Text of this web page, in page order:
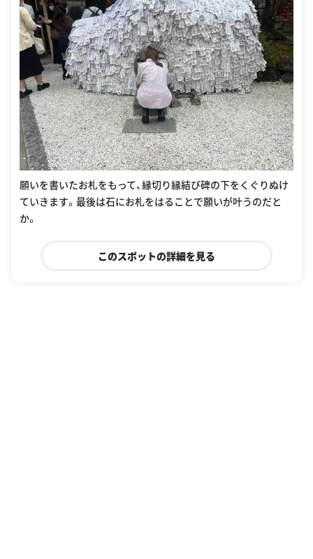
願いを書いたお札をもって、縁切り縁結び碑の下をくぐりぬけ
ていきます。最後は石にお札をはることで願いが叶うのだと
か。
このスポットの詳細を見る